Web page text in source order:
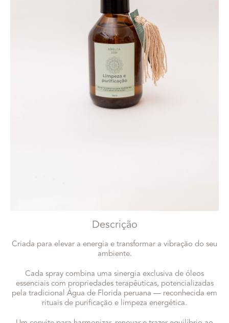
Descrição
Criada para elevar a energia e transformar a vibração do seu
ambiente.
Cada spray combina uma sinergia exclusiva de óleos
essenciais com propriedades terapêuticas, potencializadas
pela tradicional Água de Florida peruana — reconhecida em
rituais de purificação e limpeza energética.